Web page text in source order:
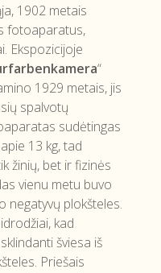
1902 metais
fotoaparatus,
Ekspozicijoje
“
1929 metais, jis
spalvotų
sudėtingas
13 kg, tad
žinių, bet ir fizinės
vienu metu buvo
negatyvų plokšteles.
kad
šviesa iš
Priešais